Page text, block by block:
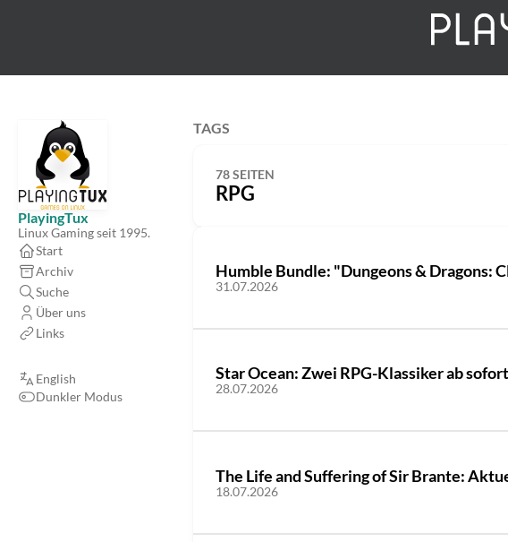
PlayingTux
Linux Gaming seit 1995.
Start
Archiv
Suche
Über uns
Links
English
Dunkler Modus
TAGS
78 SEITEN
RPG
Humble Bundle: "Dungeons & Dragons:
31.07.2026
Star Ocean: Zwei RPG-Klassiker ab
28.07.2026
The Life and Suffering of Sir Brante:
18.07.2026